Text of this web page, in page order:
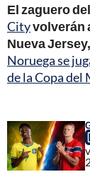
El zaguero del
Cityvolverán
Nueva
Noruega se
de la Copa del